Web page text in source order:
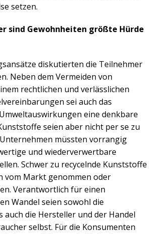
setzen.
sind Gewohnheiten größte Hürde
diskutierten die Teilnehmer
Neben dem Vermeiden von
rechtlichen und verlässlichen
sei auch das
eine denkbare
seien aber nicht per se zu
müssten vorrangig
und wiederverwertbare
Schwer zu recycelnde Kunststoffe
vom Markt genommen oder
Verantwortlich für einen
Wandel seien sowohl die
auch die Hersteller und der Handel
selbst. Für die Konsumenten